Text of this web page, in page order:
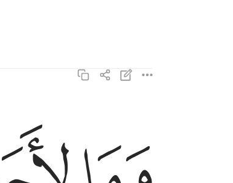
وَمَا لِأَحَدٍ عِندَهُۥ مِن نِّعْمَةٍۢ تُجْزَىٰٓ ١٩